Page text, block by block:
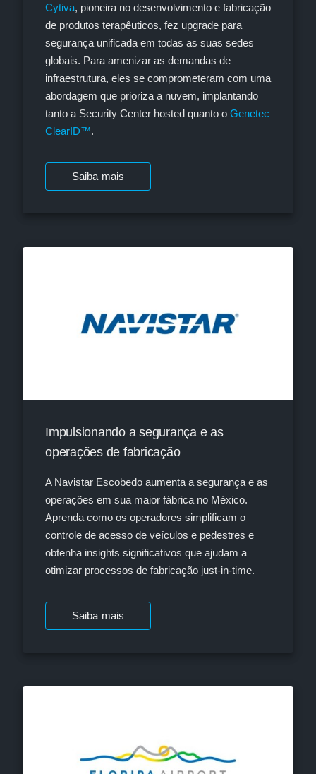
Cytiva, pioneira no desenvolvimento e fabricação
de produtos terapêuticos, fez upgrade para
segurança unificada em todas as suas sedes
globais. Para amenizar as demandas de
infraestrutura, eles se comprometeram com uma
abordagem que prioriza a nuvem, implantando
tanto a Security Center hosted quanto o Genetec
ClearID™.
Saiba mais
Impulsionando a segurança e as
operações de fabricação
A Navistar Escobedo aumenta a segurança e as
operações em sua maior fábrica no México.
Aprenda como os operadores simplificam o
controle de acesso de veículos e pedestres e
obtenha insights significativos que ajudam a
otimizar processos de fabricação just-in-time.
Saiba mais